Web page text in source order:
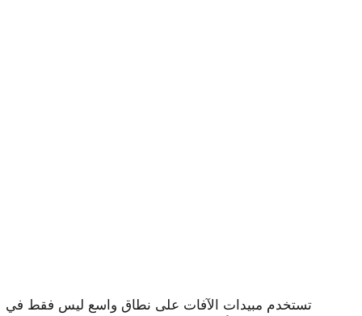
تستخدم مبيدات الآفات على نطاق واسع ليس فقط في